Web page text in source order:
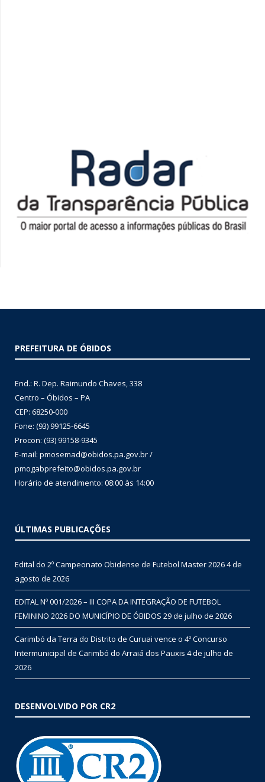
PREFEITURA DE ÓBIDOS
End.: R. Dep. Raimundo Chaves, 338
Centro – Óbidos – PA
CEP: 68250-000
Fone: (93) 99125-6645
Procon: (93) 99158-9345
E-mail: pmosemad@obidos.pa.gov.br /
pmogabprefeito@obidos.pa.gov.br
Horário de atendimento: 08:00 às 14:00
ÚLTIMAS PUBLICAÇÕES
Edital do 2º Campeonato Obidense de Futebol Master 20264 de
agosto de 2026
EDITAL Nº 001/2026 – III COPA DA INTEGRAÇÃO DE FUTEBOL
FEMININO 2026 DO MUNICÍPIO DE ÓBIDOS 29 de julho de 2026
Carimbó da Terra do Distrito de Curuai vence o 4º Concurso
Intermunicipal de Carimbó do Arraiá dos Pauxis 4 de julho de
2026
DESENVOLVIDO POR CR2